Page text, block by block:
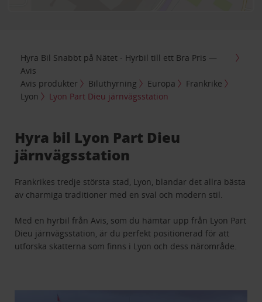
Hyra Bil Snabbt på Nätet - Hyrbil till ett Bra Pris —
Avis
Avis produkter
Biluthyrning Europa
Frankrike
Lyon
Lyon Part Dieu järnvägsstation
Hyra bil Lyon Part Dieu
järnvägsstation
Frankrikes tredje största stad, Lyon, blandar det allra bästa
av charmiga traditioner med en sval och modern stil.
Med en hyrbil från Avis, som du hämtar upp från Lyon Part
Dieu järnvägsstation, är du perfekt positionerad för att
utforska skatterna som finns i Lyon och dess närområde.